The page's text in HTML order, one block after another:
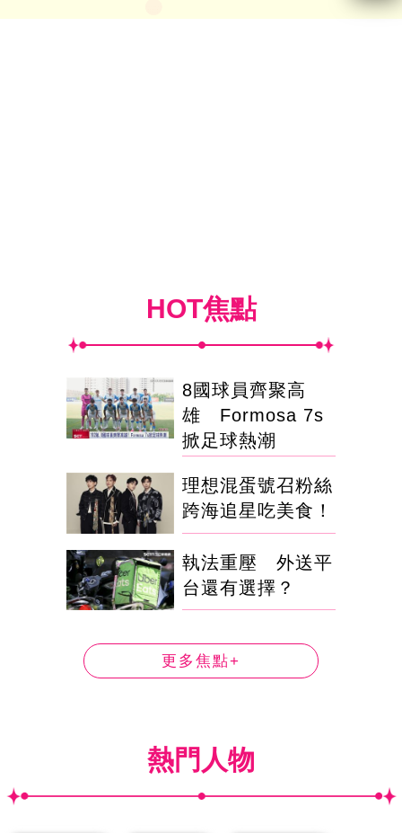
HOT焦點
8國球員齊聚高
雄 Formosa 7s
掀足球熱潮
理想混蛋號召粉絲
跨海追星吃美食！
執法重壓 外送平
台還有選擇？
更多焦點+
熱門人物